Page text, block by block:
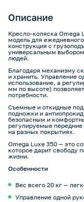
Описание
Кресло-коляска Omega
модель для
конструкция с
универсальным
людей.
Благодаря механизму
и хранить. Управление
использование, а
мм по высоте)
потребности.
Съемные и откидные
подножки и
безопасным и
регулируемые
на разных покрытиях.
Omega Luxe 350 — это
которое дарит свободу
жизни.
Особенности
Вес всего 20 кг —
Управление одной